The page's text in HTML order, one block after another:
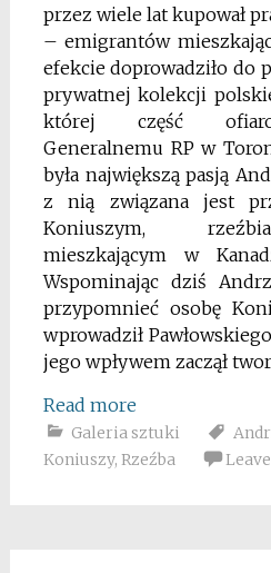
przez wiele lat kupował
– emigrantów
efekcie doprowadziło do
prywatnej kolekcji
której część
Generalnemu RP w
była największą pasją
z nią związana jest
Koniuszym,
mieszkającym w
Wspominając dziś
przypomnieć osobę
wprowadził
jego wpływem zaczął
Read more
Galeria sztuki
Koniuszy, Rzeźba